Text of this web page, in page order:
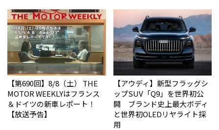
【第690回】8/8（土） THE
MOTOR WEEKLYはフランス
＆ドイツの新車レポート！
【放送予告】
【アウディ】新型フラッグシ
ップSUV「Q9」を世界初公
開 ブランド史上最大ボディ
と世界初OLEDリヤライト採
用